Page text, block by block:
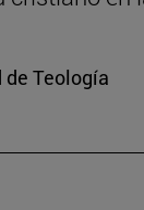
Teología